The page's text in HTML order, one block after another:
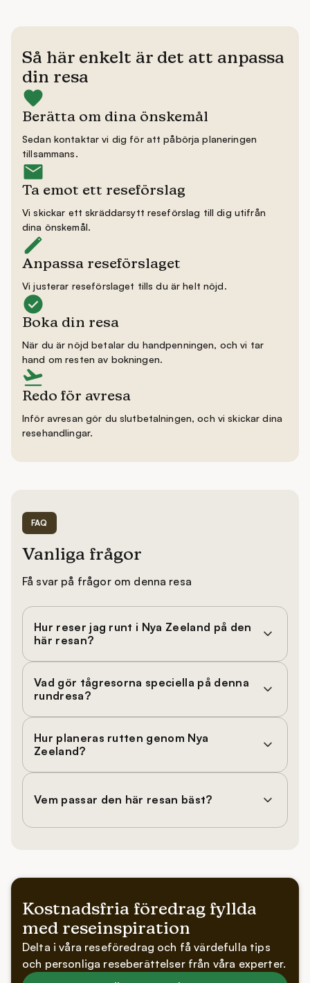
Så här enkelt är det att anpassa
din resa
Berätta om dina önskemål
Sedan kontaktar vi dig för att påbörja planeringen
tillsammans.
Ta emot ett reseförslag
Vi skickar ett skräddarsytt reseförslag till dig utifrån
dina önskemål.
Anpassa reseförslaget
Vi justerar reseförslaget tills du är helt nöjd.
Boka din resa
När du är nöjd betalar du handpenningen, och vi tar
hand om resten av bokningen.
Redo för avresa
Inför avresan gör du slutbetalningen, och vi skickar dina
resehandlingar.
FAQ
Vanliga frågor
Få svar på frågor om denna resa
Hur reser jag runt i Nya Zeeland på den
här resan?
Vad gör tågresorna speciella på denna
rundresa?
Hur planeras rutten genom Nya
Zeeland?
Vem passar den här resan bäst?
Kostnadsfria föredrag fyllda
med reseinspiration
Delta i våra reseföredrag och få värdefulla tips
och personliga reseberättelser från våra experter.